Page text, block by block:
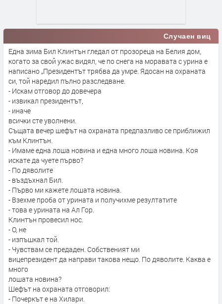
Случаен виц
Една зима Бил Клинтън гледал от прозореца на Белия дом,
когато за свой ужас видял, че по снега на моравата с урина е
написано „Президентът трябва да умре. Ядосан на охраната
си, той наредил пълно разследване.
- Искам отговор до довечера
- извикал президентът,
- иначе
всички сте уволнени.
Същата вечер шефът на охраната предпазливо се приближил
към Клинтън.
- Имаме една лоша новина и една много лоша новина. Коя
искате да чуете първо?
- По дяволите
- въздъхнал Бил.
- Първо ми кажете лошата новина.
- Взехме проба от урината и получихме резултатите
- това е урината на Ал Гор.
Клинтън провесил нос.
- О, не
- изпъшкал той.
- Чувствам се предаден. Собственият ми
вицепрезидент да направи такова нещо. По дяволите. Каква е
много
лошата новина?
Шефът на охраната отговорил:
- Почеркът е на Хилари.